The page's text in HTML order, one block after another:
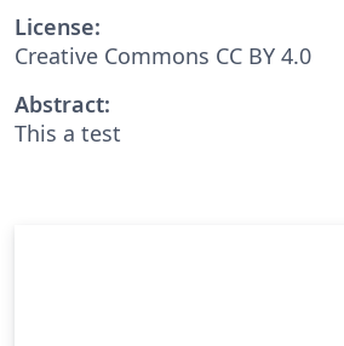
License:
Creative Commons CC BY 4.0
Abstract:
This a test